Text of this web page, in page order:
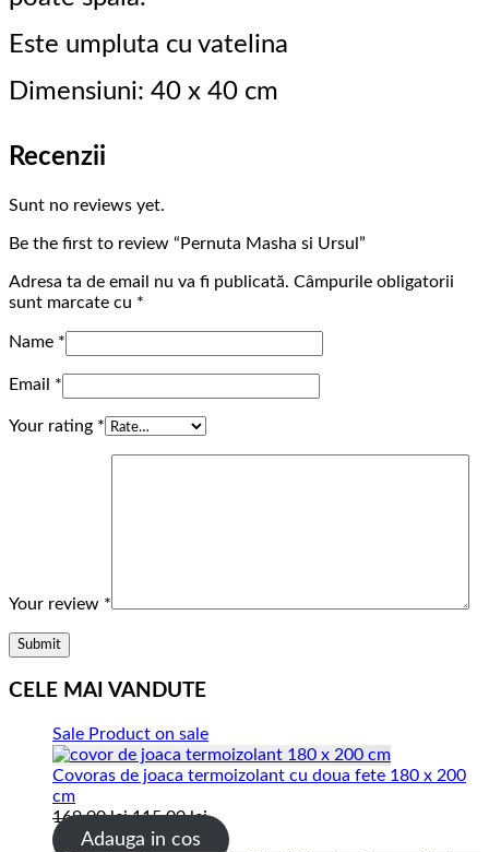
Este umpluta cu vatelina
Dimensiuni: 40 x 40 cm
Recenzii
Sunt no reviews yet.
Be the first to review “Pernuta Masha si Ursul”
Adresa ta de email nu va fi publicată. Câmpurile obligatorii
sunt marcate cu *
Name *
Email *
Your rating *
Your review *
CELE MAI VANDUTE
Sale Product on sale
Covoras de joaca termoizolant cu doua fete 180 x 200
cm
169.00lei 115.00lei
Adauga in cos